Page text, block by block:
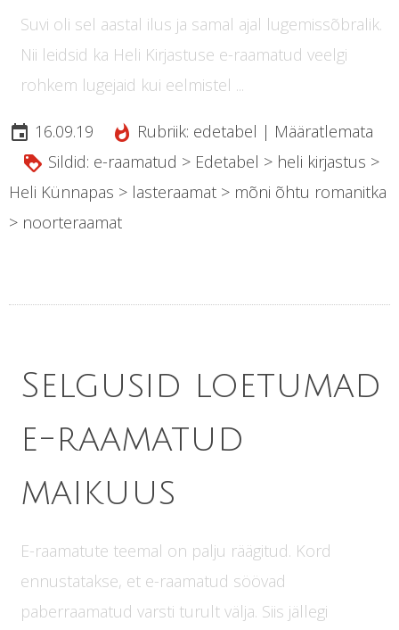
Suvi oli sel aastal ilus ja samal ajal lugemissõbralik.
Nii leidsid ka Heli Kirjastuse e-raamatud veelgi
rohkem lugejaid kui eelmistel ...
insert_invitation 16.09.19 whatshot Rubriik: edetabel | Määratlemata
loyalty Sildid: e-raamatud > Edetabel > heli kirjastus >
Heli Künnapas > lasteraamat > mõni õhtu romanitka
> noorteraamat
Selgusid loetumad
e-raamatud
maikuus
E-raamatute teemal on palju räägitud. Kord
ennustatakse, et e-raamatud söövad
paberraamatud varsti turult välja. Siis jällegi